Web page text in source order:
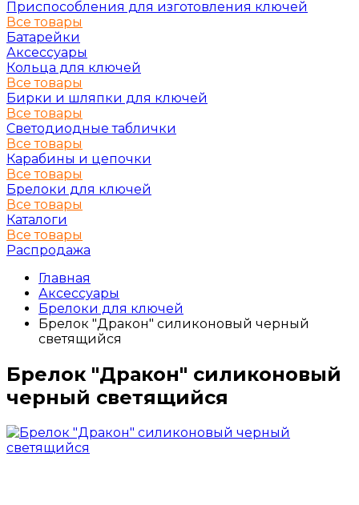
Приспособления для изготовления ключей
Все товары
Батарейки
Аксессуары
Кольца для ключей
Все товары
Бирки и шляпки для ключей
Все товары
Светодиодные таблички
Все товары
Карабины и цепочки
Все товары
Брелоки для ключей
Все товары
Каталоги
Все товары
Распродажа
Главная
Аксессуары
Брелоки для ключей
Брелок "Дракон" силиконовый черный
светящийся
Брелок "Дракон" силиконовый
черный светящийся